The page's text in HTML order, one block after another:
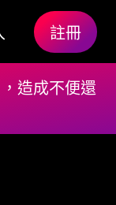
註冊
造成不便還